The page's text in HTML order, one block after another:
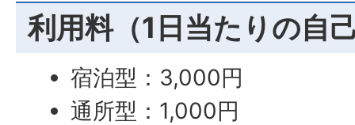
利用料（1日当たりの自
宿泊型：3,000円
通所型：1,000円